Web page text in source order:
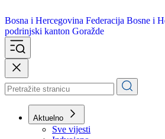
Bosna i Hercegovina
podrinjski kanton Goražde